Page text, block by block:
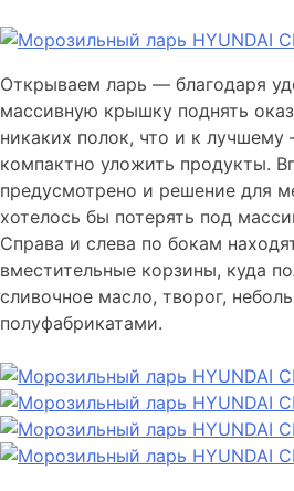
Открываем ларь — благодаря
массивную крышку поднять
никаких полок, что и к лучшему
компактно уложить продукты.
предусмотрено и решение для
хотелось бы потерять под
Справа и слева по бокам
вместительные корзины, куда
сливочное масло, творог,
полуфабрикатами.